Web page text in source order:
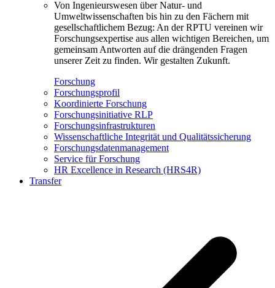
Von Ingenieurswesen über Natur- und
Umweltwissenschaften bis hin zu den Fächern mit
gesellschaftlichem Bezug: An der RPTU vereinen wir
Forschungsexpertise aus allen wichtigen Bereichen, um
gemeinsam Antworten auf die drängenden Fragen
unserer Zeit zu finden. Wir gestalten Zukunft.
Forschung
Forschungsprofil
Koordinierte Forschung
Forschungsinitiative RLP
Forschungsinfrastrukturen
Wissenschaftliche Integrität und Qualitätssicherung
Forschungsdatenmanagement
Service für Forschung
HR Excellence in Research (HRS4R)
Transfer